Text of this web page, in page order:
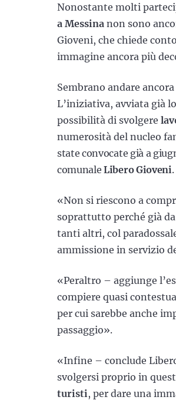
Nonostante molti
a Messina non sono
Gioveni, che chiede
immagine ancora più
Sembrano andare
L’iniziativa, avviata già
possibilità di svolgere
numerosità del nucleo
state convocate già a
comunaleLibero Gioveni.
«Non si riescono a
soprattutto perché già
tanti altri, col
ammissione in servizio
«Peraltro – aggiunge
compiere quasi
per cui sarebbe anche
passaggio».
«Infine – conclude
svolgersi proprio in
turisti , per dare una